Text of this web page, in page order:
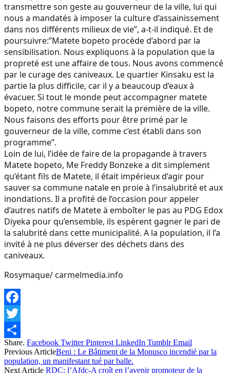
transmettre son geste au gouverneur de la ville, lui qui
nous a mandatés à imposer la culture d’assainissement
dans nos différents milieux de vie”, a-t-il indiqué. Et de
poursuivre:”Matete bopeto procède d’abord par la
sensibilisation. Nous expliquons à la population que la
propreté est une affaire de tous. Nous avons commencé
par le curage des caniveaux. Le quartier Kinsaku est la
partie la plus difficile, car il y a beaucoup d’eaux à
évacuer. Si tout le monde peut accompagner matete
bopeto, notre commune serait la première de la ville.
Nous faisons des efforts pour être primé par le
gouverneur de la ville, comme c’est établi dans son
programme”.
Loin de lui, l’idée de faire de la propagande à travers
Matete bopeto, Me Freddy Bonzeke a dit simplement
qu’étant fils de Matete, il était impérieux d’agir pour
sauver sa commune natale en proie à l’insalubrité et aux
inondations. Il a profité de l’occasion pour appeler
d’autres natifs de Matete à emboîter le pas au PDG Edox
Diyeka pour qu’ensemble, ils espèrent gagner le pari de
la salubrité dans cette municipalité. A la population, il l’a
invité à ne plus déverser des déchets dans des
caniveaux.
Rosymaque/ carmelmedia.info
Facebook
Twitter
Share
Share. Facebook Twitter Pinterest LinkedIn Tumblr Email
Previous ArticleBeni : Le Bâtiment de la Monusco incendié par la
population, un manifestant tué par balle.
Next Article RDC: l’Afdc-A croît en l’avenir promoteur de la